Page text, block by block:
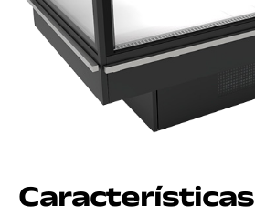
Características